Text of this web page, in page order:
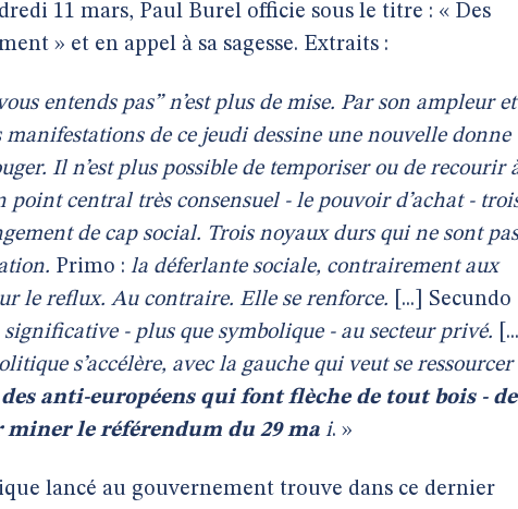
11 mars, Paul Burel officie sous le titre : « Des
» et en appel à sa sagesse. Extraits :
entends pas” n’est plus de mise. Par son ampleur et
de ce jeudi dessine une nouvelle donne
Il n’est plus possible de temporiser ou de recourir
point central très consensuel - le pouvoir d’achat -
de cap social. Trois noyaux durs qui ne sont pas
Primo : la déferlante sociale, contrairement aux
le reflux. Au contraire. Elle se renforce.
[...] Secundo
- plus que symbolique - au secteur privé.
s’accélère, avec la gauche qui veut se ressourcer
anti-européens qui font flèche de tout bois - de
miner le référendum du 29 ma i. »
lancé au gouvernement trouve dans ce dernier